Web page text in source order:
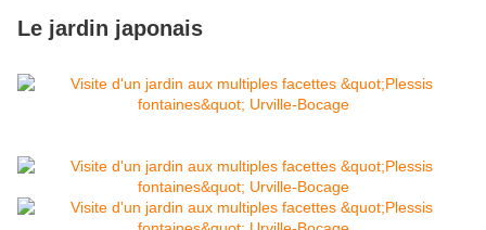
Le jardin japonais